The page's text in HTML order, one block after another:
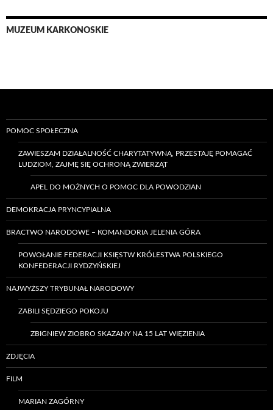
MUZEUM KARKONOSKIE
POMOC SPOŁECZNA
ZAWIESZAM DZIAŁALNOŚĆ CHARYTATYWNĄ, PRZESTAJĘ POMAGAĆ
LUDZIOM, ZAJMĘ SIĘ OCHRONĄ ZWIERZĄT
APEL DO MOŻNYCH O POMOC DLA POWODZIAN
DEMOKRACJA PRYNCYPIALNA
BRACTWO NARODOWE – KOMANDORIA JELENIA GÓRA
POWOŁANIE FEDERACJI KSIĘSTW KRÓLESTWA POLSKIEGO
KONFEDERACJI RYDZYŃSKIEJ
NAJWYŻSZY TRYBUNAŁ NARODOWY
ZABILI SĘDZIEGO POKOJU
ZBIGNIEW ZIOBRO SKAZANY NA 15 LAT WIĘZIENIA
ZDJĘCIA
FILM
MARIAN ZAGÓRNY